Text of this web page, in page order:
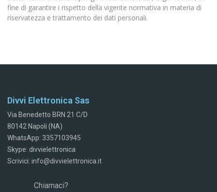
fine di garantire i rispetto della vigente normativa in materia di
riservatezza e trattamento dei dati personali.
Divvi Elettronica Sas
Via Benedetto BRN 21 C/D
80142 Napoli (NA)
WhatsApp: 3357103945
Skype: divvielettronica
Scrivici: info@divvielettronica.it
Chiamaci?